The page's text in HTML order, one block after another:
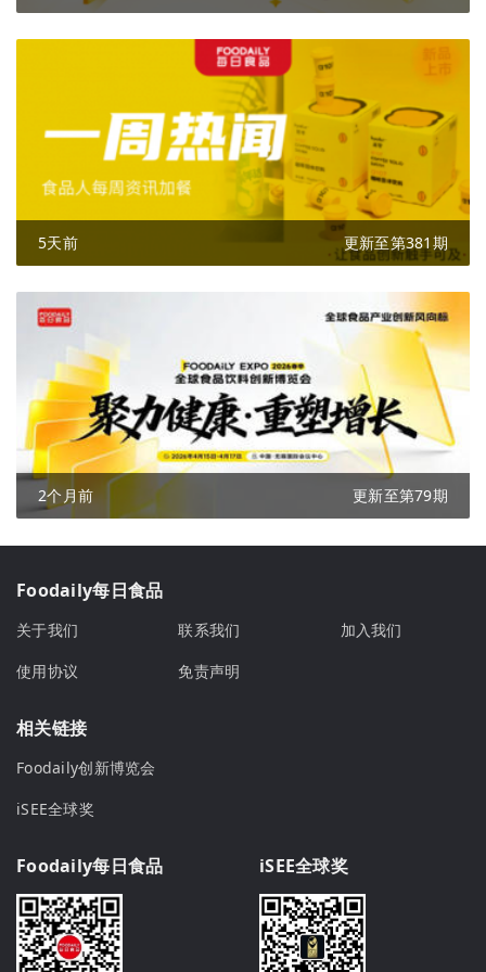
5天前 更新至第381期
2个月前 更新至第79期
Foodaily每日食品
关于我们 联系我们
加入我们
使用协议
免责声明
相关链接
Foodaily创新博览会
iSEE全球奖
Foodaily每日食品 iSEE全球奖